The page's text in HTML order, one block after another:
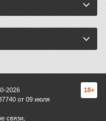
2026
от 09 июля
связи,
18+